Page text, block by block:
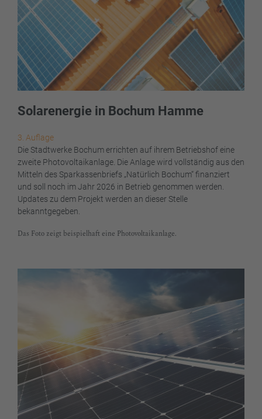
Solarenergie in Bochum Hamme
3. Auflage
Die Stadtwerke Bochum errichten auf ihrem Betriebshof eine
zweite Photovoltaikanlage. Die Anlage wird vollständig aus den
Mitteln des Sparkassenbriefs „Natürlich Bochum“ finanziert
und soll noch im Jahr 2026 in Betrieb genommen werden.
Updates zu dem Projekt werden an dieser Stelle
bekanntgegeben.
Das Foto zeigt beispielhaft eine Photovoltaikanlage.